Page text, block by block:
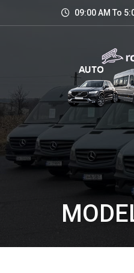
09:00 AM To